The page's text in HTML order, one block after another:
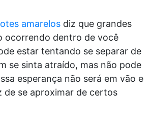
amarelos diz que grandes
ocorrendo dentro de você
estar tentando se separar de
se sinta atraído, mas não pode
esperança não será em vão e
de se aproximar de certos